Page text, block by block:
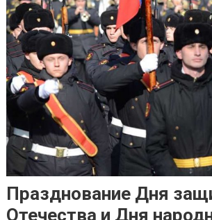
Празднование Дня
Отечества и Дня